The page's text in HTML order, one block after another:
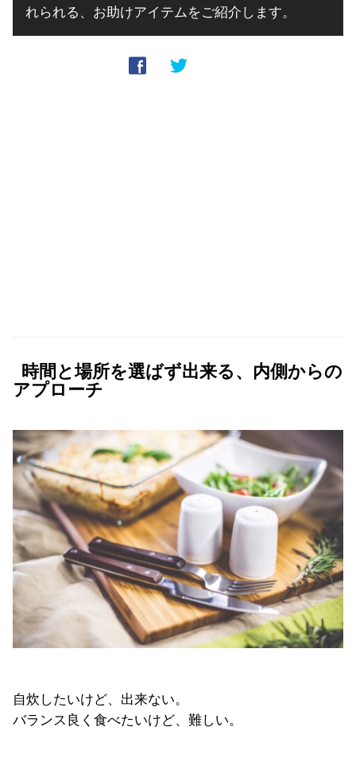
れられる、お助けアイテムをご紹介します。
時間と場所を選ばず出来る、内側からの
アプローチ
自炊したいけど、出来ない。
バランス良く食べたいけど、難しい。